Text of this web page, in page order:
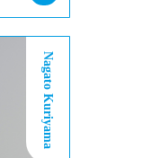
Nagato Kuriyama